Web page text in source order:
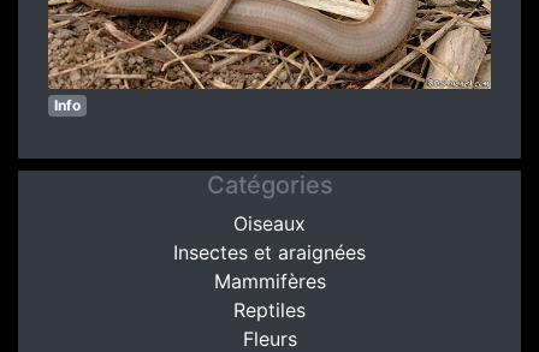
Info
Catégories
Oiseaux
Insectes et araignées
Mammifères
Reptiles
Fleurs